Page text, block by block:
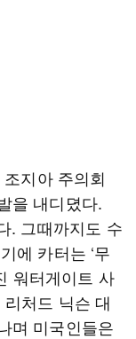
지아 주의회
을 내디뎠다.
. 그때까지도 수
에 카터는 ‘무
워터게이트 사
처드 닉슨 대
며 미국인들은